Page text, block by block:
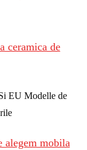
ceramica de
EU Modelle de
alegem mobila